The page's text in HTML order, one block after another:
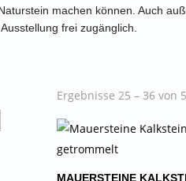
machen können. Auch
frei zugänglich.
Ergebnisse 25 – 36 von
MAUERSTEINE